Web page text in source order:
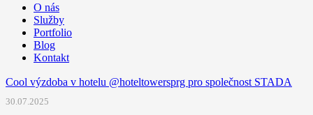
O nás
Služby
Portfolio
Blog
Kontakt
Cool výzdoba v hotelu @hoteltowersprg pro společnost STADA
30.07.2025